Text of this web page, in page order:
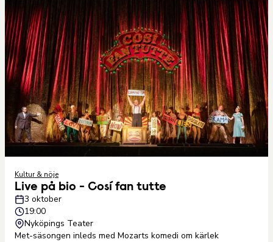
Kultur & nöje
Live på bio - Cosí fan tutte
3 oktober
19:00
Nyköpings Teater
Met-säsongen inleds med Mozarts komedi om kärlek